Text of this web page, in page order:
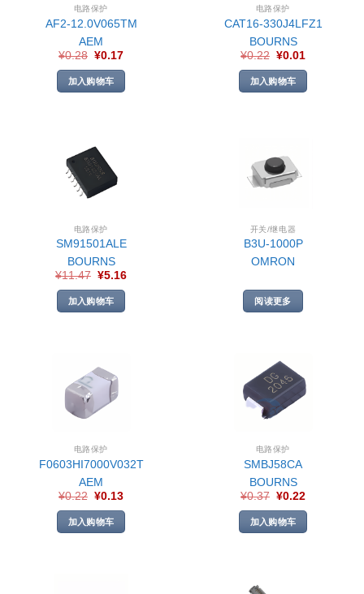
电路保护
AF2-12.0V065TM
AEM
¥0.28 ¥0.17
加入购物车
电路保护
CAT16-330J4LFZ1
BOURNS
¥0.22 ¥0.01
加入购物车
电路保护
SM91501ALE
BOURNS
¥11.47 ¥5.16
加入购物车
开关/继电器
B3U-1000P
OMRON
阅读更多
电路保护
F0603HI7000V032T
AEM
¥0.22 ¥0.13
加入购物车
电路保护
SMBJ58CA
BOURNS
¥0.37 ¥0.22
加入购物车